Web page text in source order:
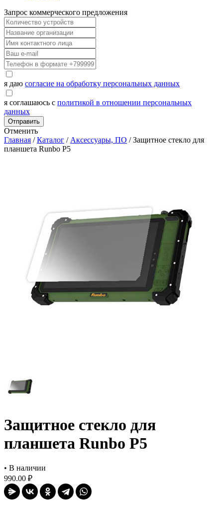
Запрос коммерческого предложения
я даю согласие на обработку персональных данных
я соглашаюсь с политикой в отношении персональных
данных
Отправить
Отменить
Главная /Каталог / Аксессуары, ПО /Защитное стекло для
планшета Runbo P5
Защитное стекло для
планшета Runbo P5
• В наличии
990.00 ₽